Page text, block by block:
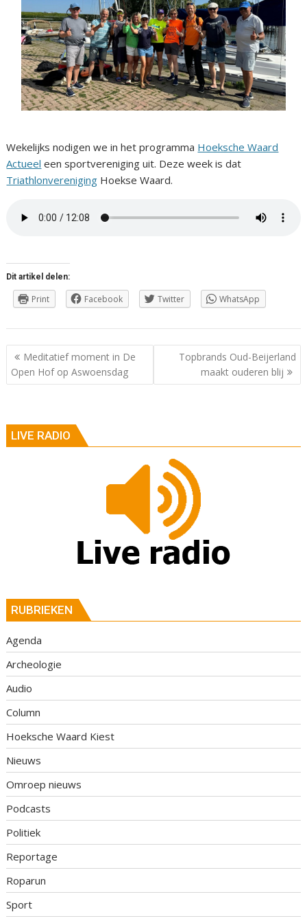
Wekelijks nodigen we in het programma Hoeksche Waard
Actueel een sportvereniging uit. Deze week is dat
Triathlonvereniging Hoekse Waard.
Dit artikel delen:
Print Facebook Twitter WhatsApp
Berichtnavigatie
Meditatief moment in De
Open Hof op Aswoensdag
Topbrands Oud-Beijerland
maakt ouderen blij
LIVE RADIO
RUBRIEKEN
Agenda
Archeologie
Audio
Column
Hoeksche Waard Kiest
Nieuws
Omroep nieuws
Podcasts
Politiek
Reportage
Roparun
Sport